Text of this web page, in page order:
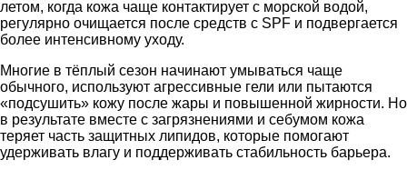
летом, когда кожа чаще контактирует с морской водой,
регулярно очищается после средств с SPF и подвергается
более интенсивному уходу.
Многие в тёплый сезон начинают умываться чаще
обычного, используют агрессивные гели или пытаются
«подсушить» кожу после жары и повышенной жирности. Но
в результате вместе с загрязнениями и себумом кожа
теряет часть защитных липидов, которые помогают
удерживать влагу и поддерживать стабильность барьера.